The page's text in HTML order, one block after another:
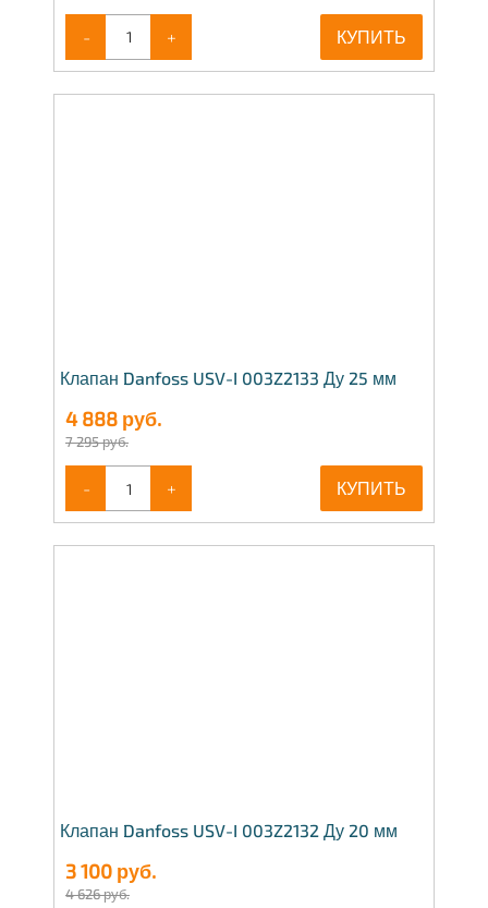
- + КУПИТЬ
Клапан Danfoss USV-I 003Z2133 Ду 25 мм
4 888 руб.
7 295 руб.
- + КУПИТЬ
Клапан Danfoss USV-I 003Z2132 Ду 20 мм
3 100 руб.
4 626 руб.